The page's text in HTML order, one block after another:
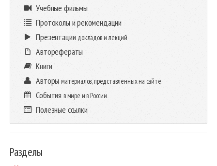
Учебные фильмы
Протоколы и рекомендации
Презентации докладов и лекций
Авторефераты
Книги
Авторыматериалов, представленных на сайте
События в мире и в России
Полезные ссылки
Разделы